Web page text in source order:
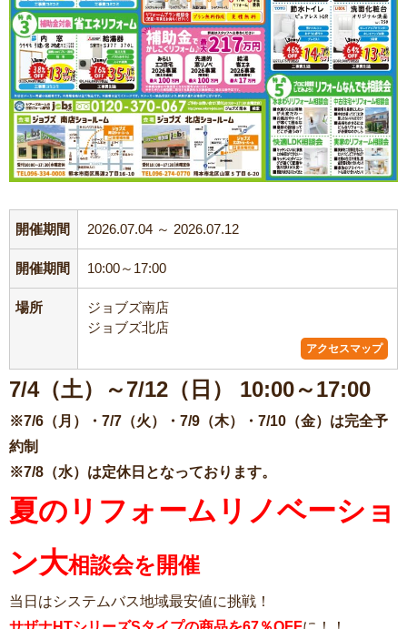
開催期間 2026.07.04 ～ 2026.07.12
開催期間 10:00～17:00
場所
ジョブズ南店
ジョブズ北店
アクセスマップ
7/4（土）～7/12（日） 10:00～17:00
※7/6（月）・7/7（火）・7/9（木）・7/10（金）は完全予
約制
※7/8（水）は定休日となっております。
夏のリフォームリノベーショ
ン大相談会を開催
当日はシステムバス地域最安値に挑戦！